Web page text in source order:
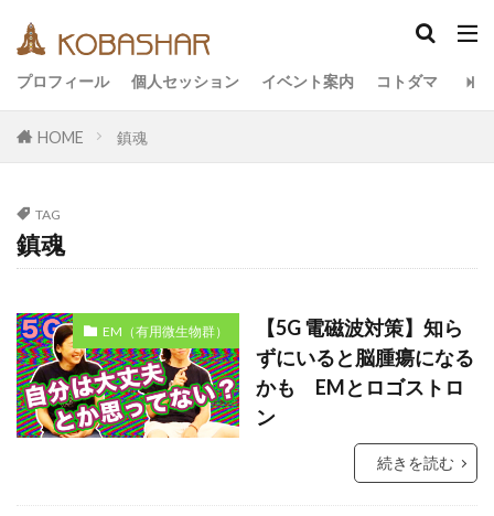
プロフィール 個人セッション イベント案内 コトダマ
HOME 鎮魂
TAG
鎮魂
EM（有用微生物群）
【5G 電磁波対策】知ら
ずにいると脳腫瘍になる
かも EMとロゴストロ
ン
続きを読む
カテゴリー
エコ
オフグリッド
キールタン
メッセージ
ヨガ
リトリート
ワンネス
ヴィーガン 健康
動画
友人
合宿 名古屋
石川県